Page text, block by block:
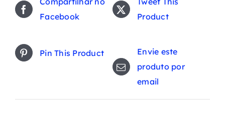
Facebook
Product
Pin This Product
Envie este
produto por
email